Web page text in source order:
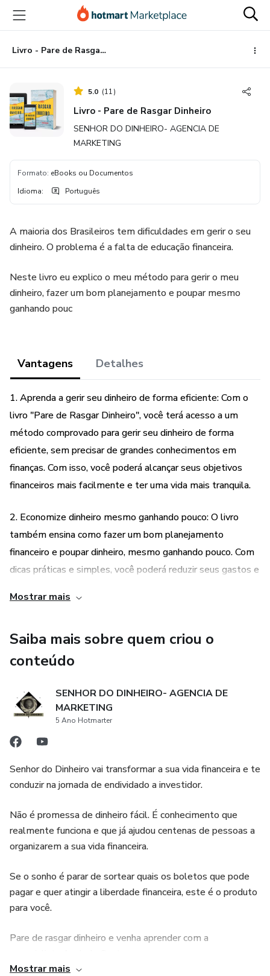
para
conteúdo
principal
para
pagamento
para
rodapé
Livro - Pare de Rasgar Dinheiro
5.0 (11)
Livro - Pare de Rasgar Dinheiro
SENHOR DO DINHEIRO- AGENCIA DE
MARKETING
Formato: eBooks ou Documentos
Idioma: Português
A maioria dos Brasileiros tem dificuldades em gerir o seu
dinheiro. O problema é a falta de educação financeira.
Neste livro eu explico o meu método para gerir o meu
dinheiro, fazer um bom planejamento e poupar mesmo
ganhando pouc
Vantagens Detalhes
1. Aprenda a gerir seu dinheiro de forma eficiente: Com o
livro "Pare de Rasgar Dinheiro", você terá acesso a um
método comprovado para gerir seu dinheiro de forma
eficiente, sem precisar de grandes conhecimentos em
finanças. Com isso, você poderá alcançar seus objetivos
financeiros mais facilmente e ter uma vida mais tranquila.
2. Economize dinheiro mesmo ganhando pouco: O livro
também ensina como fazer um bom planejamento
financeiro e poupar dinheiro, mesmo ganhando pouco. Com
dicas práticas e simples, você poderá reduzir seus gastos e
importantes em sua vida. Isso significa que você poderá ter
Mostrar mais
Saiba mais sobre quem criou o
conteúdo
SENHOR DO DINHEIRO- AGENCIA DE
MARKETING
5 Ano Hotmarter
Senhor do Dinheiro vai transformar a sua vida financeira e te
conduzir na jornada de endividado a investidor.
Não é promessa de dinheiro fácil. É conhecimento que
realmente funciona e que já ajudou centenas de pessoas a
organizarem a sua vida financeira.
Se o sonho é parar de sortear quais os boletos que pode
pagar e quer atingir a liberdade financeira, este é o produto
para você.
Pare de rasgar dinheiro e venha aprender com a
Mostrar mais